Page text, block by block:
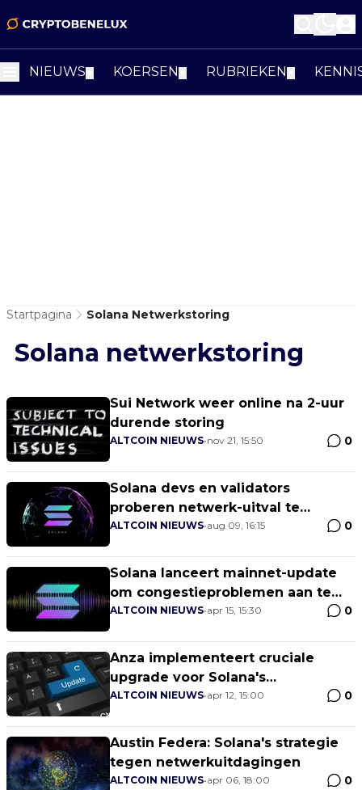
NIEUWS KOERSEN RUBRIEKEN
Startpagina Solana Netwerkstoring
Solana netwerkstoring
Sui Network weer online na 2-uur
durende storing
ALTCOIN NIEUWS•nov 21, 15:50 0
Solana devs en validators
proberen netwerk-uitval te
voorkomen met patch
ALTCOIN NIEUWS•aug 09, 16:15 0
Solana lanceert mainnet-update
om congestieproblemen aan te
pakken
ALTCOIN NIEUWS•apr 15, 15:30 0
Anza implementeert cruciale
upgrade voor Solana's
netwerkcongestie
ALTCOIN NIEUWS•apr 12, 15:00 0
Austin Federa: Solana's strategie
tegen netwerkuitdagingen
ALTCOIN NIEUWS•apr 06, 18:00 0